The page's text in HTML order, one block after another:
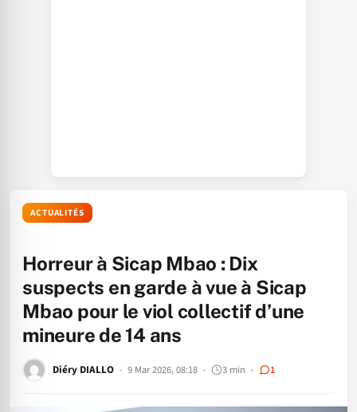
ACTUALITÉS
Horreur à Sicap Mbao : Dix
suspects en garde à vue à Sicap
Mbao pour le viol collectif d’une
mineure de 14 ans
Diéry DIALLO 9 Mar 2026, 08:18 3 min 1